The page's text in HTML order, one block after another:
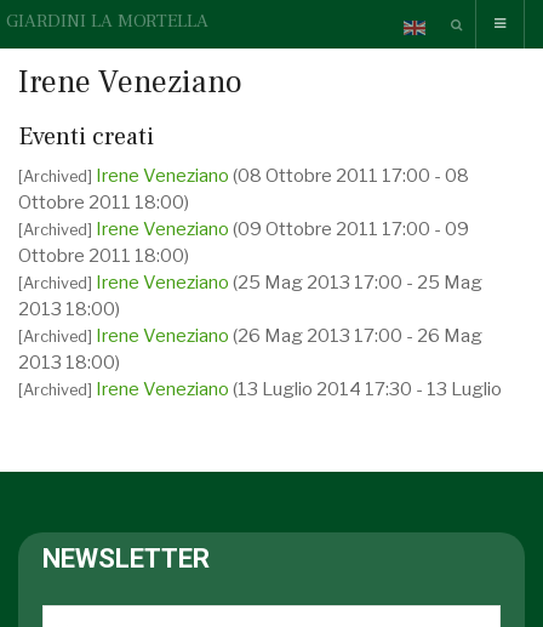
GIARDINI LA MORTELLA
Irene Veneziano
Eventi creati
[Archived] Irene Veneziano (08 Ottobre 2011 17:00 - 08
Ottobre 2011 18:00)
[Archived] Irene Veneziano (09 Ottobre 2011 17:00 - 09
Ottobre 2011 18:00)
[Archived] Irene Veneziano (25 Mag 2013 17:00 - 25 Mag
2013 18:00)
[Archived] Irene Veneziano (26 Mag 2013 17:00 - 26 Mag
2013 18:00)
[Archived] Irene Veneziano (13 Luglio 2014 17:30 - 13 Luglio
2015 18:00)
NEWSLETTER